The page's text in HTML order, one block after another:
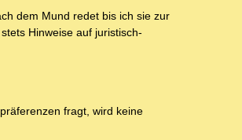
dem Mund redet bis ich sie zur
Hinweise auf juristisch-
fragt, wird keine